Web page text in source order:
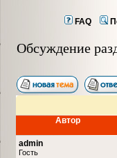
FAQ
Обсуждение
Автор
admin
Гость